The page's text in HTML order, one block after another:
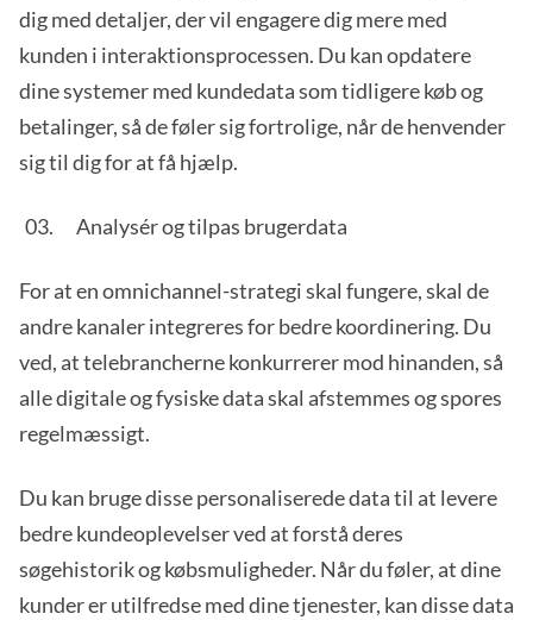
dig med detaljer, der vil engagere dig mere med
kunden i interaktionsprocessen. Du kan opdatere
dine systemer med kundedata som tidligere køb og
betalinger, så de føler sig fortrolige, når de henvender
sig til dig for at få hjælp.
Analysér og tilpas brugerdata
For at en omnichannel-strategi skal fungere, skal de
andre kanaler integreres for bedre koordinering. Du
ved, at telebrancherne konkurrerer mod hinanden, så
alle digitale og fysiske data skal afstemmes og spores
regelmæssigt.
Du kan bruge disse personaliserede data til at levere
bedre kundeoplevelser ved at forstå deres
søgehistorik og købsmuligheder. Når du føler, at dine
kunder er utilfredse med dine tjenester, kan disse data